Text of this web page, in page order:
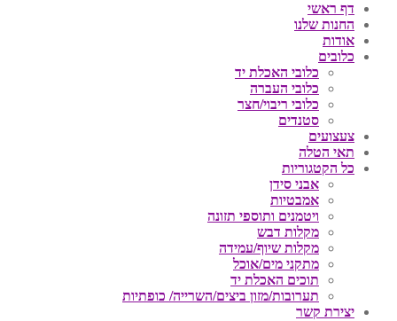
דף ראשי
החנות שלנו
אודות
כלובים
כלובי האכלת יד
כלובי העברה
כלובי ריבוי/חצר
סטנדים
צעצועים
תאי הטלה
כל הקטגוריות
אבני סידן
אמבטיות
ויטמנים ותוספי תזונה
מקלות דבש
מקלות שיוף/עמידה
מתקני מים/אוכל
תוכים האכלת יד
תערובות/מזון ביצים/השרייה/ כופתיות
יצירת קשר